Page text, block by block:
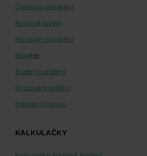
Cestovní pojištění
Povinné ručení
Havarijní pojištění
Majetek
Životní pojištění
Úrazové pojištění
Pojištění cizinců
KALKULAČKY